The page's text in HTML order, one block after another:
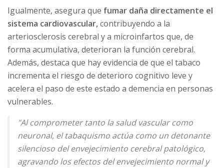
Igualmente, asegura que fumar daña directamente el
sistema cardiovascular,contribuyendo a la
arteriosclerosis cerebral y a microinfartos que, de
forma acumulativa, deterioran la función cerebral.
Además, destaca que hay evidencia de que el tabaco
incrementa el riesgo de deterioro cognitivo leve y
acelera el paso de este estado a demencia en personas
vulnerables.
"Al comprometer tanto la salud vascular como
neuronal, el tabaquismo actúa como un detonante
silencioso del envejecimiento cerebral patológico,
agravando los efectos del envejecimiento normal y